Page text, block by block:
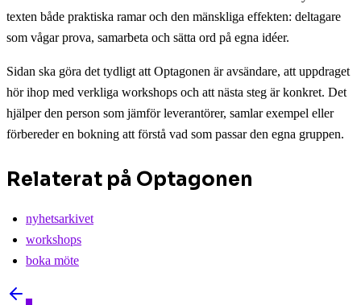
texten både praktiska ramar och den mänskliga effekten: deltagare
som vågar prova, samarbeta och sätta ord på egna idéer.
Sidan ska göra det tydligt att Optagonen är avsändare, att uppdraget
hör ihop med verkliga workshops och att nästa steg är konkret. Det
hjälper den person som jämför leverantörer, samlar exempel eller
förbereder en bokning att förstå vad som passar den egna gruppen.
Relaterat på Optagonen
nyhetsarkivet
workshops
boka möte